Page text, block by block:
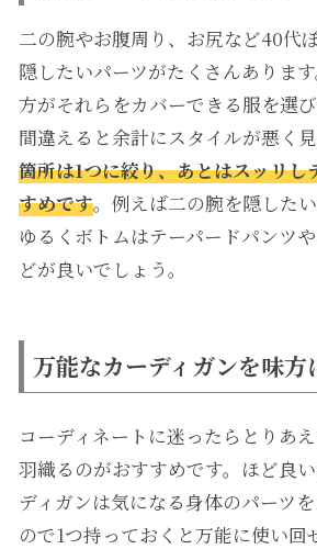
二の腕やお腹周り、お尻など40代
隠したいパーツがたくさんありま
方がそれらをカバーできる服を選
間違えると余計にスタイルが悪く見
箇所は1つに絞り、あとはスッリし
すめです。例えば二の腕を隠した
ゆるくボトムはテーパードパンツ
どが良いでしょう。
万能なカーディガンを味方
コーディネートに迷ったらとりあ
羽織るのがおすすめです。ほど良
ディガンは気になる身体のパーツ
ので1つ持っておくと万能に使い回